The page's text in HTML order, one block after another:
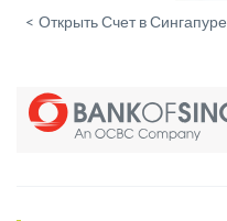
< Открыть Счет в Сингапуре